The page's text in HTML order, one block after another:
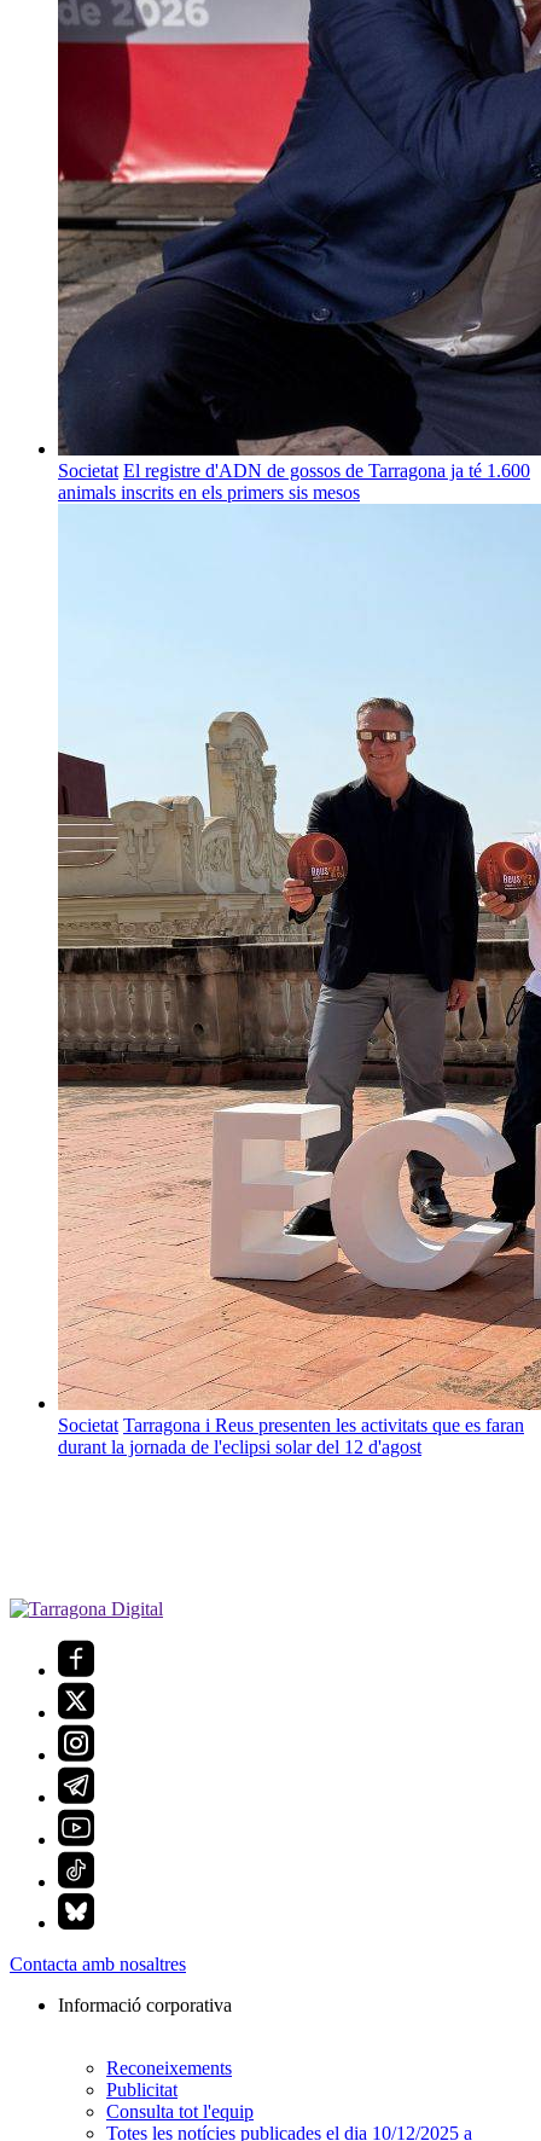
Societat El registre d'ADN de gossos de Tarragona ja té 1.600
animals inscrits en els primers sis mesos
Societat Tarragona i Reus presenten les activitats que es faran
durant la jornada de l'eclipsi solar del 12 d'agost
Contacta amb nosaltres
Informació corporativa
Reconeixements
Publicitat
Consulta tot l'equip
Totes les notícies publicades el dia 10/12/2025 a